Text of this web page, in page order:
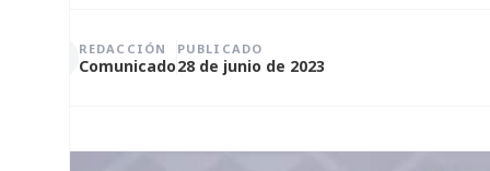
REDACCIÓN
Comunicado
PUBLICADO
28 de junio de 2023